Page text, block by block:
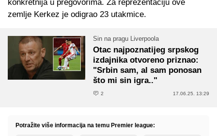
konkretnija u pregovorima. Za reprezentaciju ove
zemlje Kerkez je odigrao 23 utakmice.
Sin na pragu Liverpoola
Otac najpoznatijeg srpskog
izdajnika otvoreno priznao:
"Srbin sam, al sam ponosan
što mi sin igra.."
2 17.06.25. 13:29
Potražite više informacija na temu Premier league: